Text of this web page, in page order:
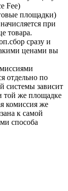
Fee)
площадки)
при
товара.
сразу и
ценами вы
отдельно по
системы зависит
той же площадке
комиссия же
к самой
способа